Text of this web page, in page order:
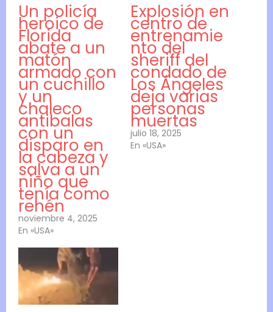
Un policía
heroico de
Florida
abate a un
matón
armado con
un cuchillo
y un
chaleco
antibalas
con un
disparo en
la cabeza y
salva a un
niño que
tenía como
rehén
noviembre 4, 2025
En «USA»
Explosión en
centro de
entrenamie
nto del
sheriff del
condado de
Los Ángeles
deja varias
personas
muertas
julio 18, 2025
En «USA»